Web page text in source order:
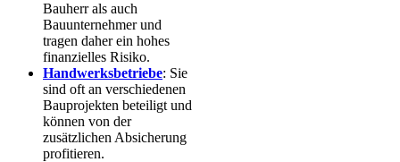
Bauherr als auch
Bauunternehmer und
tragen daher ein hohes
finanzielles Risiko.
Handwerksbetriebe: Sie
sind oft an verschiedenen
Bauprojekten beteiligt und
können von der
zusätzlichen Absicherung
profitieren.